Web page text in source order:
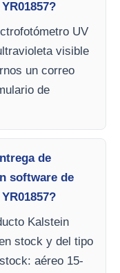
UV
visible
un correo
de
de
software de
Kalstein
stock y del tipo
aéreo 15-